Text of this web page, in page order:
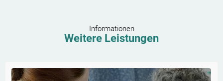
Informationen
Weitere Leistungen